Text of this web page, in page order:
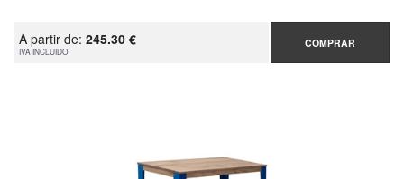
A partir de: 245.30 €
IVA INCLUIDO
COMPRAR